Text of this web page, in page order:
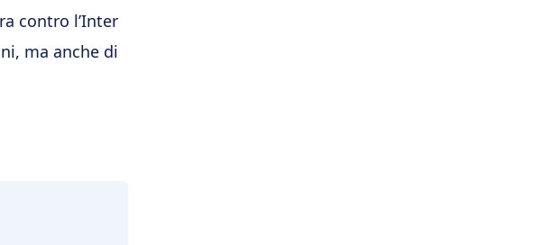
contro l’Inter
ma anche di